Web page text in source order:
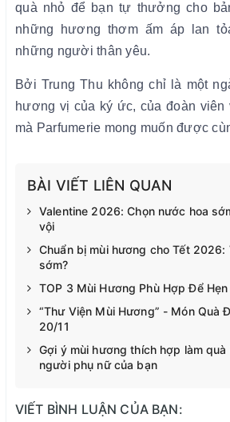
quà nhỏ để bạn tự thưởng cho
những hương thơm ấm áp lan
những người thân yêu.
Bởi Trung Thu không chỉ là một
hương vị của ký ức, của đoàn viên
mà Parfumerie mong muốn được
BÀI VIẾT LIÊN QUAN
Valentine 2026: Chọn nước hoa
vội
Chuẩn bị mùi hương cho Tết 2026:
sớm?
TOP 3 Mùi Hương Phù Hợp Để
“Thư Viện Mùi Hương” - Món Quà
20/11
Gợi ý mùi hương thích hợp làm
người phụ nữ của bạn
VIẾT BÌNH LUẬN CỦA BẠN: